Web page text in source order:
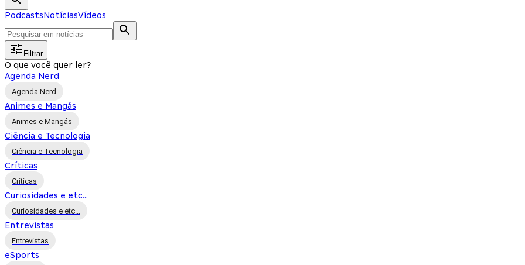
PodcastsNotíciasVídeos
Filtrar
O que você quer ler?
Agenda Nerd
Agenda Nerd
Animes e Mangás
Animes e Mangás
Ciência e Tecnologia
Ciência e Tecnologia
Críticas
Críticas
Curiosidades e etc...
Curiosidades e etc...
Entrevistas
Entrevistas
eSports